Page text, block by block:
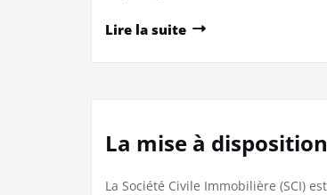
Lire la suite
La mise à
La Société Civile Immobilière (SCI)